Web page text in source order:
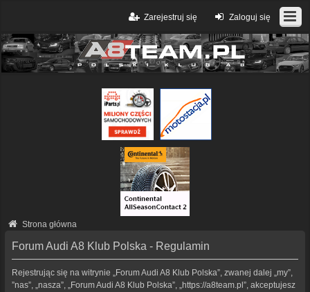
Zaloguj się
Zarejestruj się
Strona główna
Forum Audi A8 Klub Polska - Regulamin
Rejestrując się na witrynie „Forum Audi A8 Klub Polska”, zwanej dalej „my”,
”nas”, „nasza”, „Forum Audi A8 Klub Polska”, „https://a8team.pl”, akceptujesz